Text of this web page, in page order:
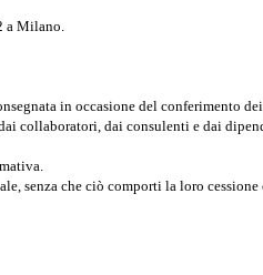
a Milano.
in occasione del conferimento
collaboratori, dai consulenti e dai
senza che ciò comporti la loro cessione